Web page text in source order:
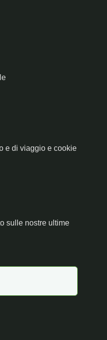
e di viaggio e cookie
sulle nostre ultime